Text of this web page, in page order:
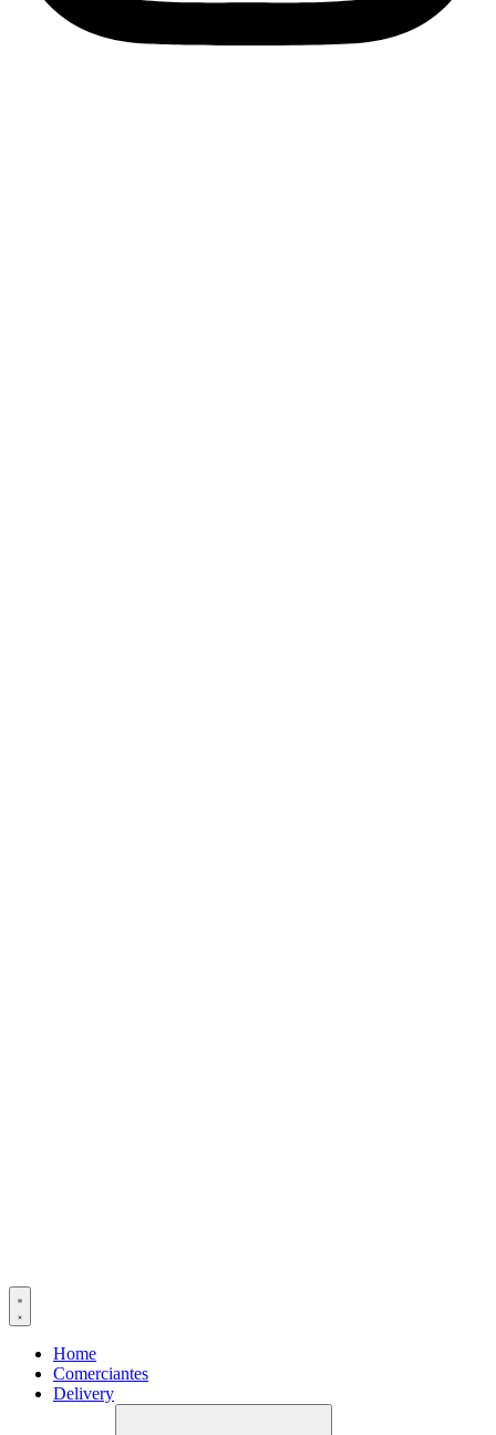
Home
Comerciantes
Delivery